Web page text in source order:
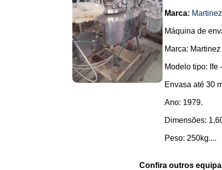
Marca:
Máquina de
Marca:
Modelo tipo: Ife
Envasa até 30
Ano: 1979.
Dimensões:
Peso: 250kg....
Confira outros